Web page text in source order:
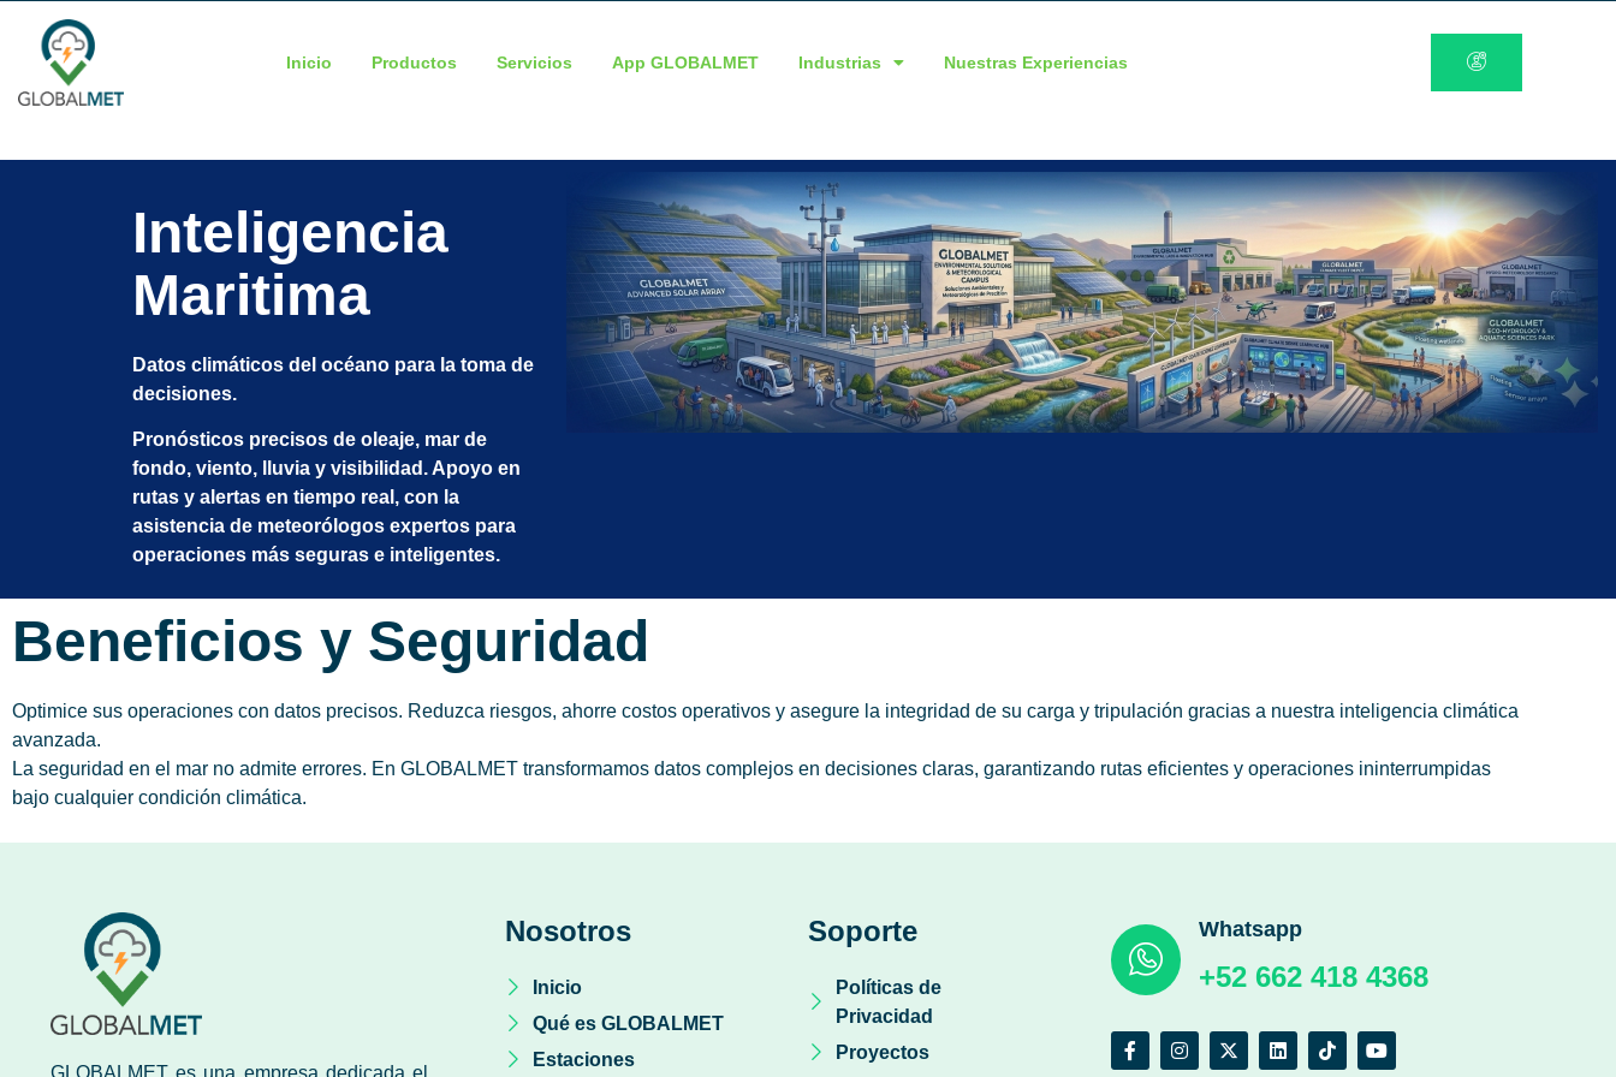
Inicio Productos Servicios App GLOBALMET Industrias Nuestras Experiencias
Inteligencia
Maritima
Datos climáticos del océano para la toma de
decisiones.
Pronósticos precisos de oleaje, mar de
fondo, viento, lluvia y visibilidad. Apoyo en
rutas y alertas en tiempo real, con la
asistencia de meteorólogos expertos para
operaciones más seguras e inteligentes.
Beneficios y Seguridad
Optimice sus operaciones con datos precisos. Reduzca riesgos, ahorre costos operativos y asegure la integridad de su carga y tripulación gracias a nuestra inteligencia climática
avanzada.
La seguridad en el mar no admite errores. En GLOBALMET transformamos datos complejos en decisiones claras, garantizando rutas eficientes y operaciones ininterrumpidas
bajo cualquier condición climática.
Nosotros
Inicio
Qué es GLOBALMET
Estaciones
Soporte
Políticas de
Privacidad
Proyectos
Whatsapp
+52 662 418 4368